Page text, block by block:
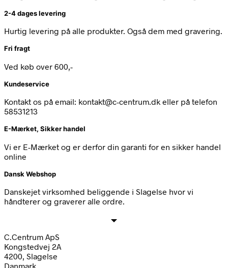
2-4 dages levering
Hurtig levering på alle produkter. Også dem med gravering.
Fri fragt
Ved køb over 600,-
Kundeservice
Kontakt os på email: kontakt@c-centrum.dk eller på telefon
58531213
E-Mærket, Sikker handel
Vi er E-Mærket og er derfor din garanti for en sikker handel
online
Dansk Webshop
Danskejet virksomhed beliggende i Slagelse hvor vi
håndterer og graverer alle ordre.
C.Centrum ApS
Kongstedvej 2A
4200, Slagelse
Danmark